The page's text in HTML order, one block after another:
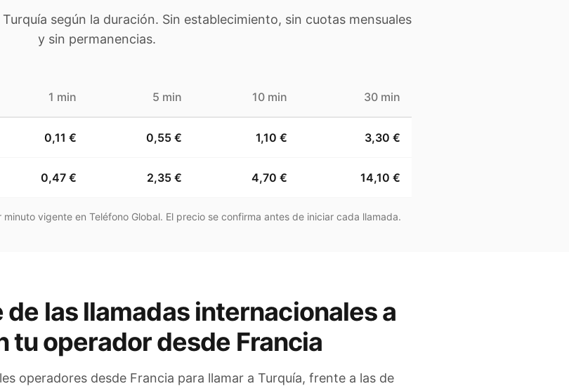
Turquía según la duración. Sin establecimiento, sin cuotas mensuales
y sin permanencias.
1 min 5 min 10 min 30 min
0,11 € 0,55 € 1,10 € 3,30 €
0,47 € 2,35 € 4,70 € 14,10 €
vigente en Teléfono Global. El precio se confirma antes de iniciar cada llamada.
las llamadas internacionales a
tu operadordesde Francia
operadores desde Francia para llamar a Turquía, frente a las de